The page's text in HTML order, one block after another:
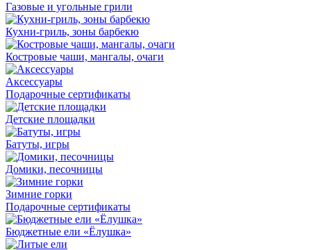
Газовые и угольные грили
Кухни-гриль, зоны барбекю
Костровые чаши, мангалы, очаги
Аксессуары
Подарочные сертификаты
Детские площадки
Батуты, игры
Домики, песочницы
Зимние горки
Подарочные сертификаты
Бюджетные ели «Ёлушка»